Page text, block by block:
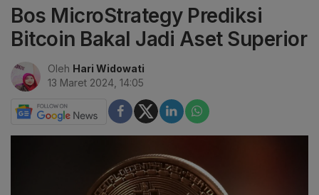
Bos MicroStrategy Prediksi
Bitcoin Bakal Jadi Aset Superior
Oleh Hari Widowati
13 Maret 2024, 14:05